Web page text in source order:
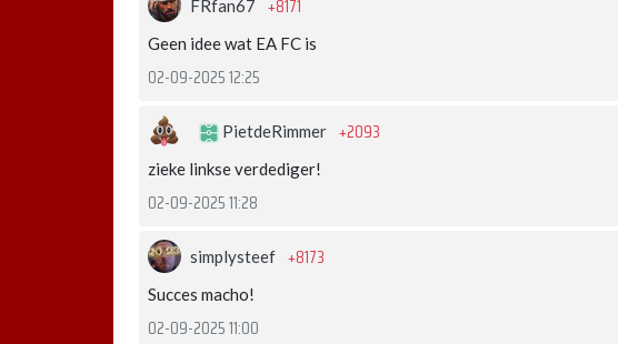
FRfan67 +8171
Geen idee wat EA FC is
02-09-2025 12:25
PietdeRimmer +2093
zieke linkse verdediger!
02-09-2025 11:28
simplysteef +8173
Succes macho!
02-09-2025 11:00